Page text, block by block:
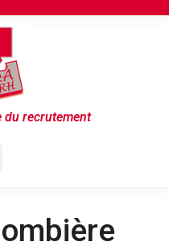
du recrutement